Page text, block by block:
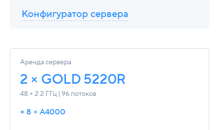
Конфигуратор сервера
Аренда сервера
2 × GOLD 5220R
48 × 2.2 ГГц | 96 потоков
+ 8 × A4000